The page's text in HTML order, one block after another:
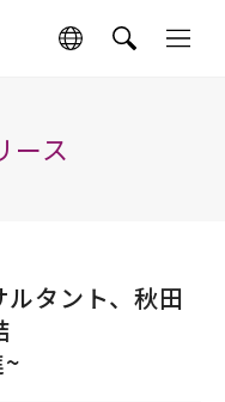
ース
タント、秋田